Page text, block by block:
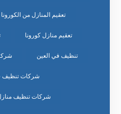
تعقيم المنازل من الكورونا
تعقيم منازل كورونا
تنظيف في العين
شركات تنظيف
شركات تنظيف